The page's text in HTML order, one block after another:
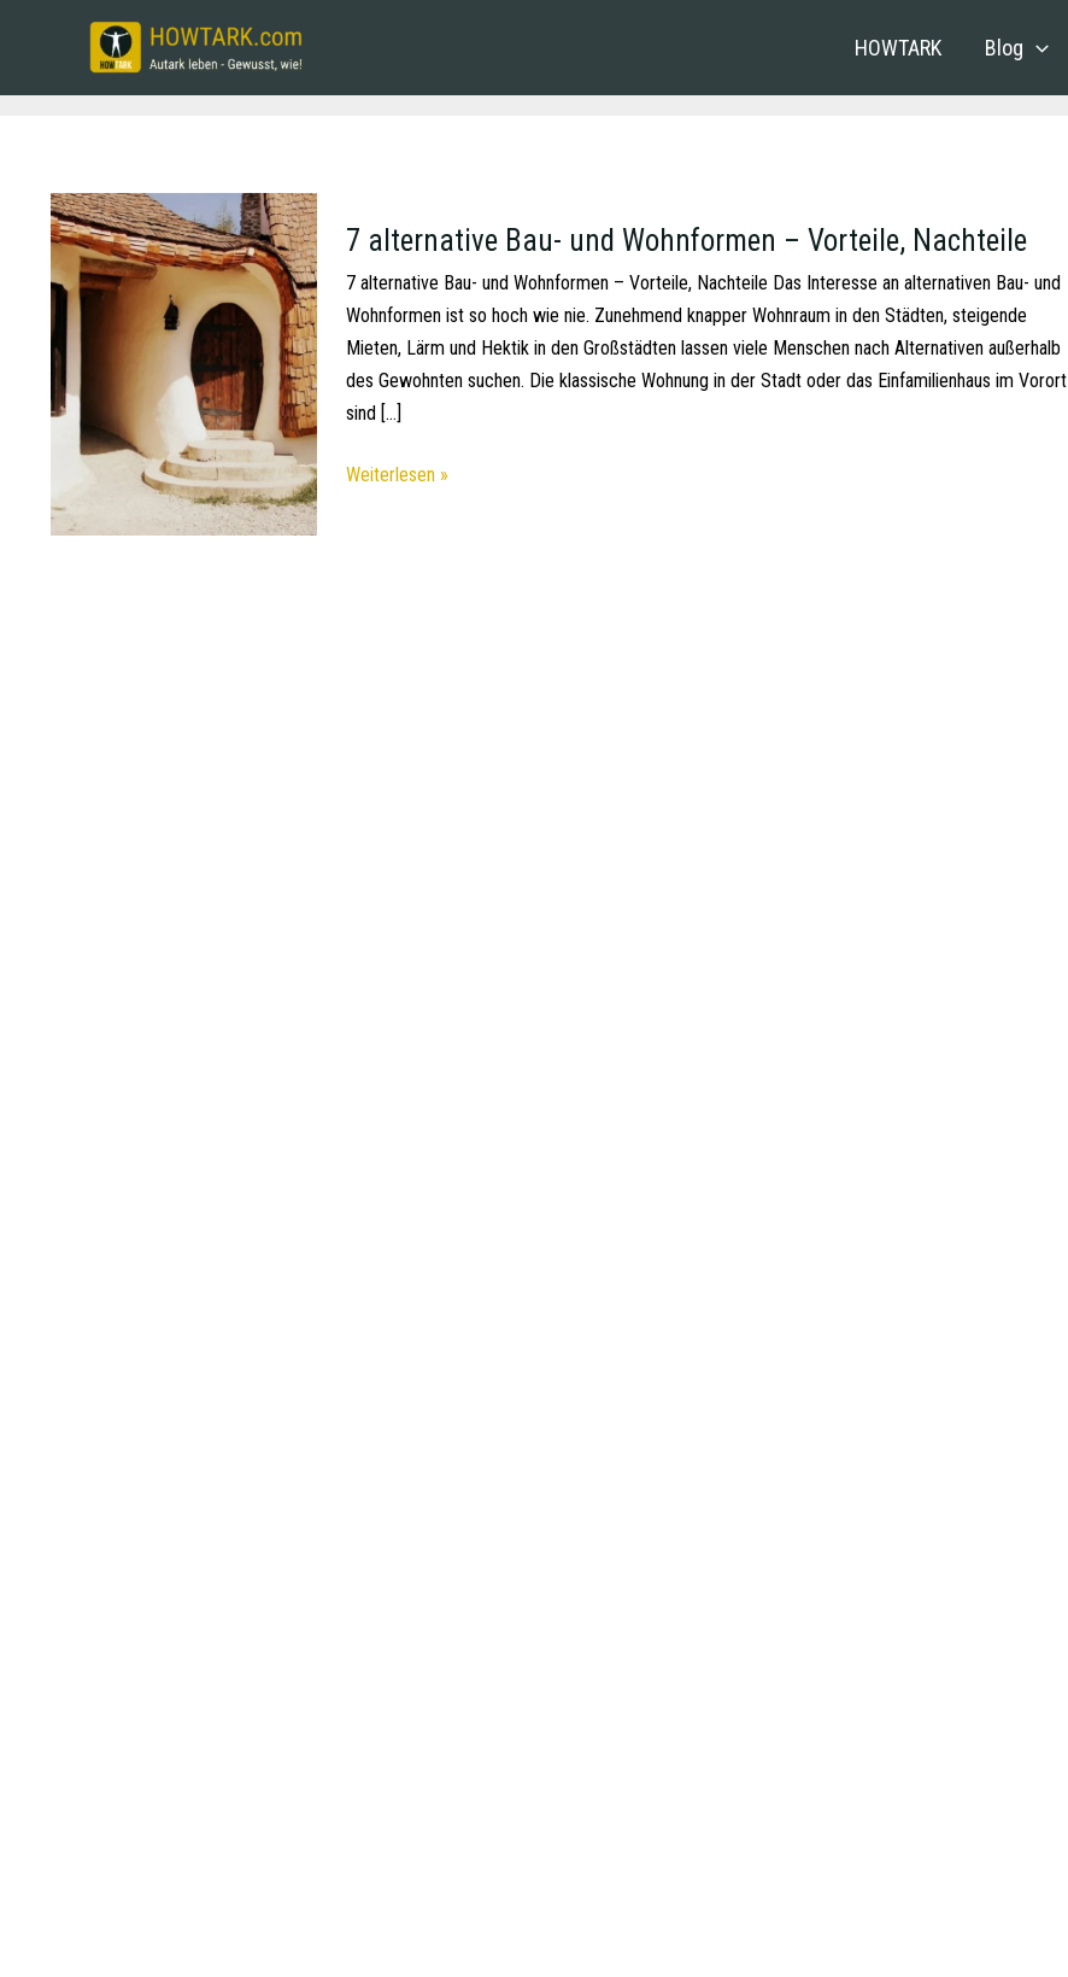
HOWTARK Blog
7 alternative Bau- und Wohnformen – Vorteile, Nachteile
7 alternative Bau- und Wohnformen – Vorteile, Nachteile Das Interesse an alternativen Bau- und
Wohnformen ist so hoch wie nie. Zunehmend knapper Wohnraum in den Städten, steigende
Mieten, Lärm und Hektik in den Großstädten lassen viele Menschen nach Alternativen außerhalb
des Gewohnten suchen. Die klassische Wohnung in der Stadt oder das Einfamilienhaus im Vorort
sind […]
Weiterlesen »